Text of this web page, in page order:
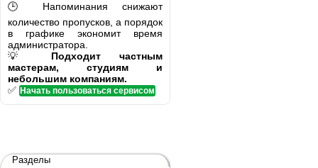
🕒 Напоминания снижают
количество пропусков, а порядок
в графике экономит время
администратора.
💡 Подходит частным
мастерам, студиям и
небольшим компаниям.
✅ Начать пользоваться сервисом
Разделы